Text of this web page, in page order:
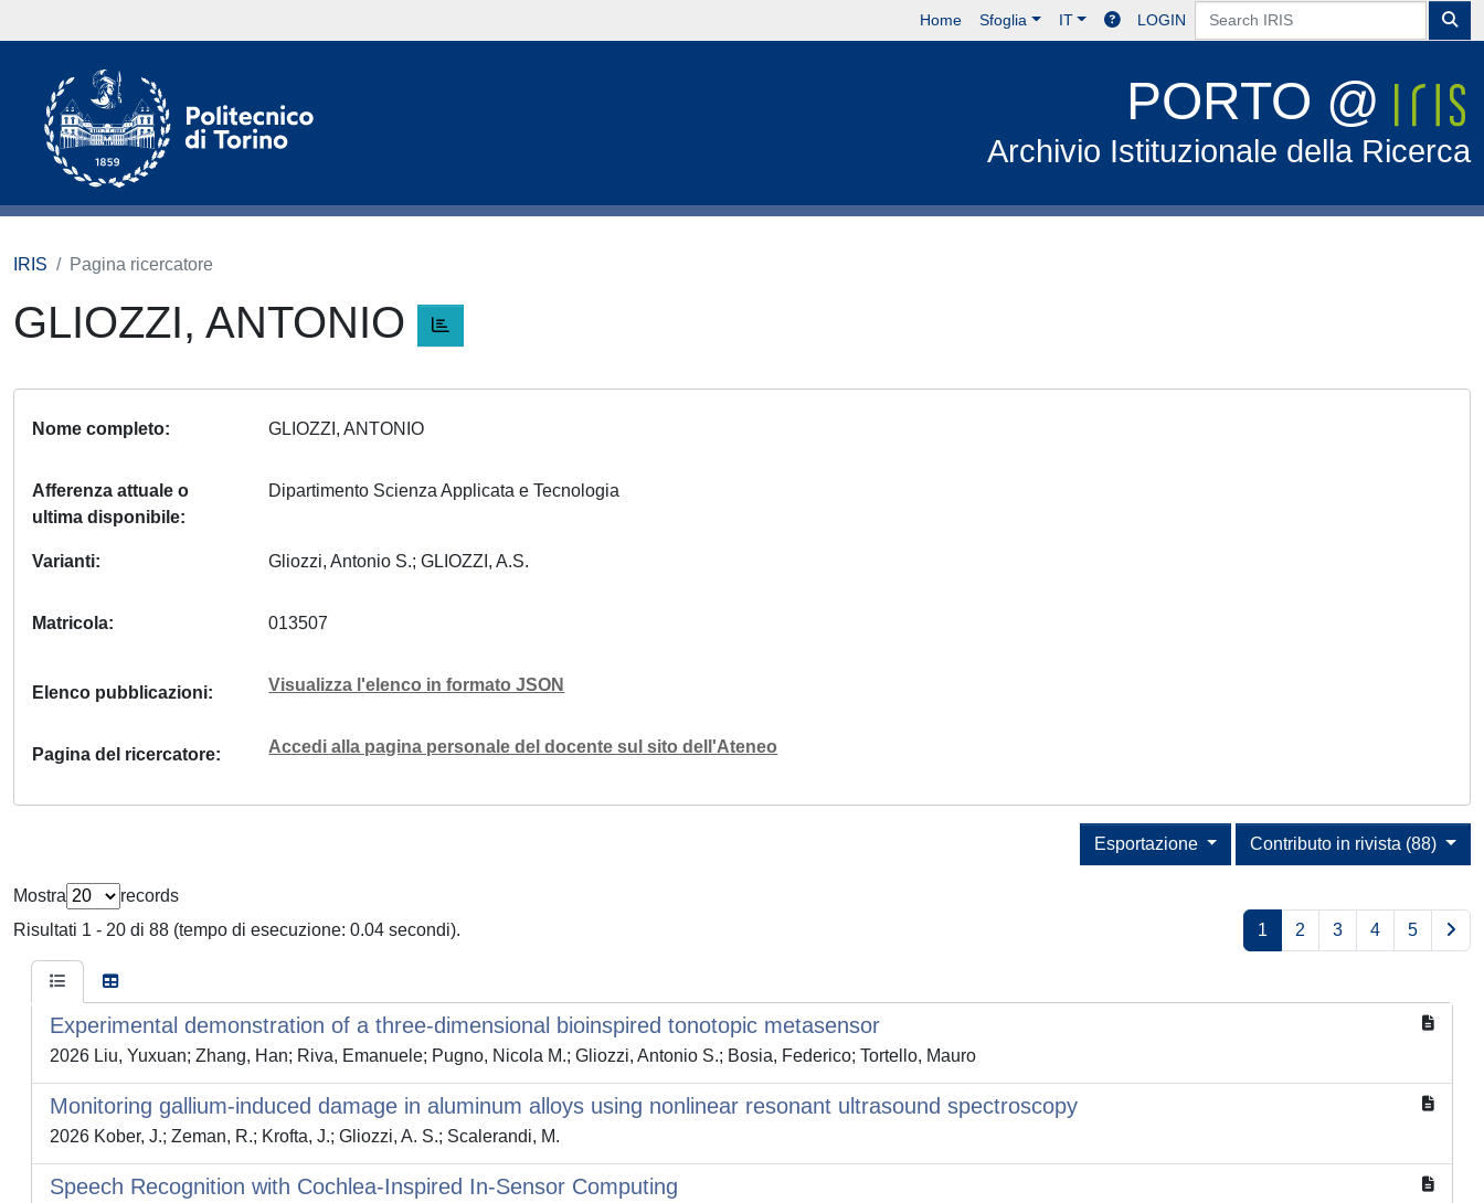
Home Sfoglia IT LOGIN
PORTO @
Archivio Istituzionale della Ricerca
IRIS Pagina ricercatore
GLIOZZI, ANTONIO
Nome completo GLIOZZI, ANTONIO
Afferenza attuale o
ultima disponibile
Dipartimento Scienza Applicata e Tecnologia
Varianti Gliozzi, Antonio S.; GLIOZZI, A.S.
Matricola 013507
Elenco pubblicazioni Visualizza l'elenco in formato JSON
Pagina del ricercatore Accedi alla pagina personale del docente sul sito dell'Ateneo
Contributo in rivista (88)
Esportazione
Mostra
records
Risultati 1 - 20 di 88 (tempo di esecuzione: 0.04 secondi).
1 2 3 4 5
Experimental demonstration of a three-dimensional bioinspired tonotopic metasensor
2026 Liu, Yuxuan; Zhang, Han; Riva, Emanuele; Pugno, Nicola M.; Gliozzi, Antonio S.; Bosia, Federico; Tortello, Mauro
Monitoring gallium-induced damage in aluminum alloys using nonlinear resonant ultrasound spectroscopy
2026 Kober, J.; Zeman, R.; Krofta, J.; Gliozzi, A. S.; Scalerandi, M.
Speech Recognition with Cochlea-Inspired In-Sensor Computing